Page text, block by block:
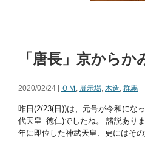
「唐長」京からか
2020/02/24 | ＯＭ , 展示場, 木造, 群馬
昨日(2/23(日))は、元号が令和にな
代天皇_徳仁)でしたね。 諸説あり
年に即位した神武天皇、更にはそ